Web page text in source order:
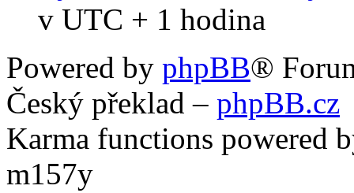
v UTC + 1 hodina
Powered by phpBB®
Český překlad – phpBB.cz
Karma functions powered
m157y